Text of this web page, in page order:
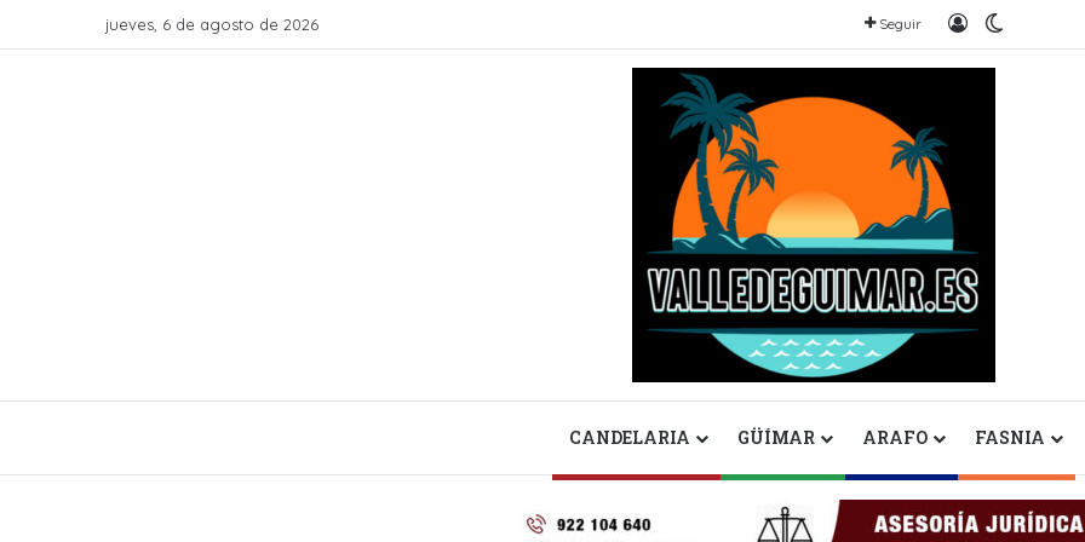
jueves, 6 de agosto de 2026 Seguir Iniciar sesión
CANDELARIA GÜÍMAR ARAFO FASNIA